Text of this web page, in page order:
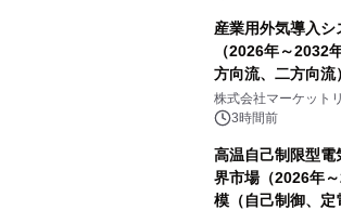
産業用外気導入
（2026年～2032
方向流、二方向流
発表
株式会社マーケット
3時間前
高温自己制限型電
界市場（2026年
模（自己制御、定